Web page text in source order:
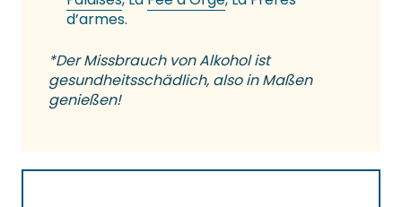
d’armes.
*Der Missbrauch von Alkohol ist
gesundheitsschädlich, also in Maßen
genießen!